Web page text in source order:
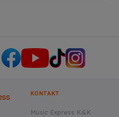
KONTAKT
Music Express K&K